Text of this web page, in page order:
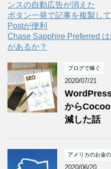
ンスの自動広告が消えた
ボタン一発で記事を複製し
Postが便利
Chase Sapphire Preferred
があるか？
ブログで稼ぐ
2020/07/21
から
減した話
アメリカのお金
2020/06/20